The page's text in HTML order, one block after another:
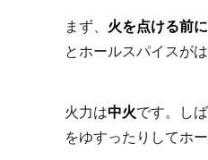
まず、 火を点ける前に
とホールスパイスが
火力は中火です。し
をゆすったりしてホ